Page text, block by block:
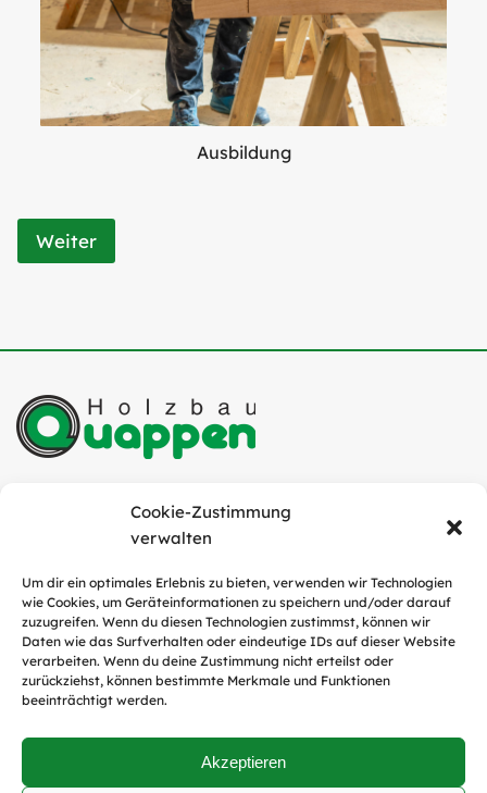
Cookie-Zustimmung
verwalten
Um dir ein optimales Erlebnis zu bieten, verwenden wir Technologien
wie Cookies, um Geräteinformationen zu speichern und/oder darauf
zuzugreifen. Wenn du diesen Technologien zustimmst, können wir
Daten wie das Surfverhalten oder eindeutige IDs auf dieser Website
verarbeiten. Wenn du deine Zustimmung nicht erteilst oder
zurückziehst, können bestimmte Merkmale und Funktionen
beeinträchtigt werden.
Akzeptieren
Ausbildung
Weiter
Industriestraße 6
Tel.: 05952 / 9311-0
E-Mail: info@quappen-holzbau.de